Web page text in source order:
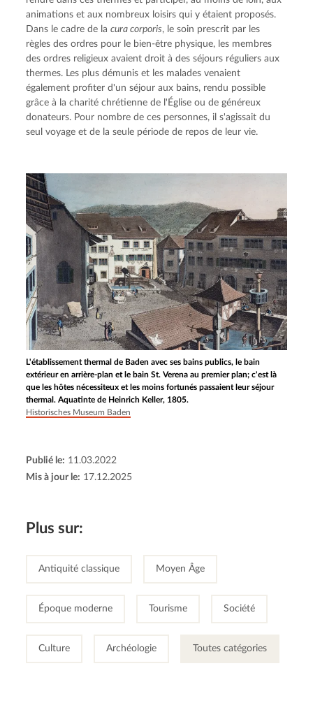
animations et aux nombreux loisirs qui y étaient proposés.
Dans le cadre de la cura corporis, le soin prescrit par les
règles des ordres pour le bien-être physique, les membres
des ordres religieux avaient droit à des séjours réguliers aux
thermes. Les plus démunis et les malades venaient
également profiter d'un séjour aux bains, rendu possible
grâce à la charité chrétienne de l'Église ou de généreux
donateurs. Pour nombre de ces personnes, il s'agissait du
seul voyage et de la seule période de repos de leur vie.
L'établissement thermal de Baden avec ses bains publics, le bain
extérieur en arrière-plan et le bain St. Verena au premier plan; c'est là
que les hôtes nécessiteux et les moins fortunés passaient leur séjour
thermal. Aquatinte de Heinrich Keller, 1805.
Historisches Museum Baden
Publié le: 11.03.2022
Mis à jour le: 17.12.2025
Plus sur:
Antiquité classique Moyen Âge
Époque moderne Tourisme Société
Culture Archéologie Toutes catégories